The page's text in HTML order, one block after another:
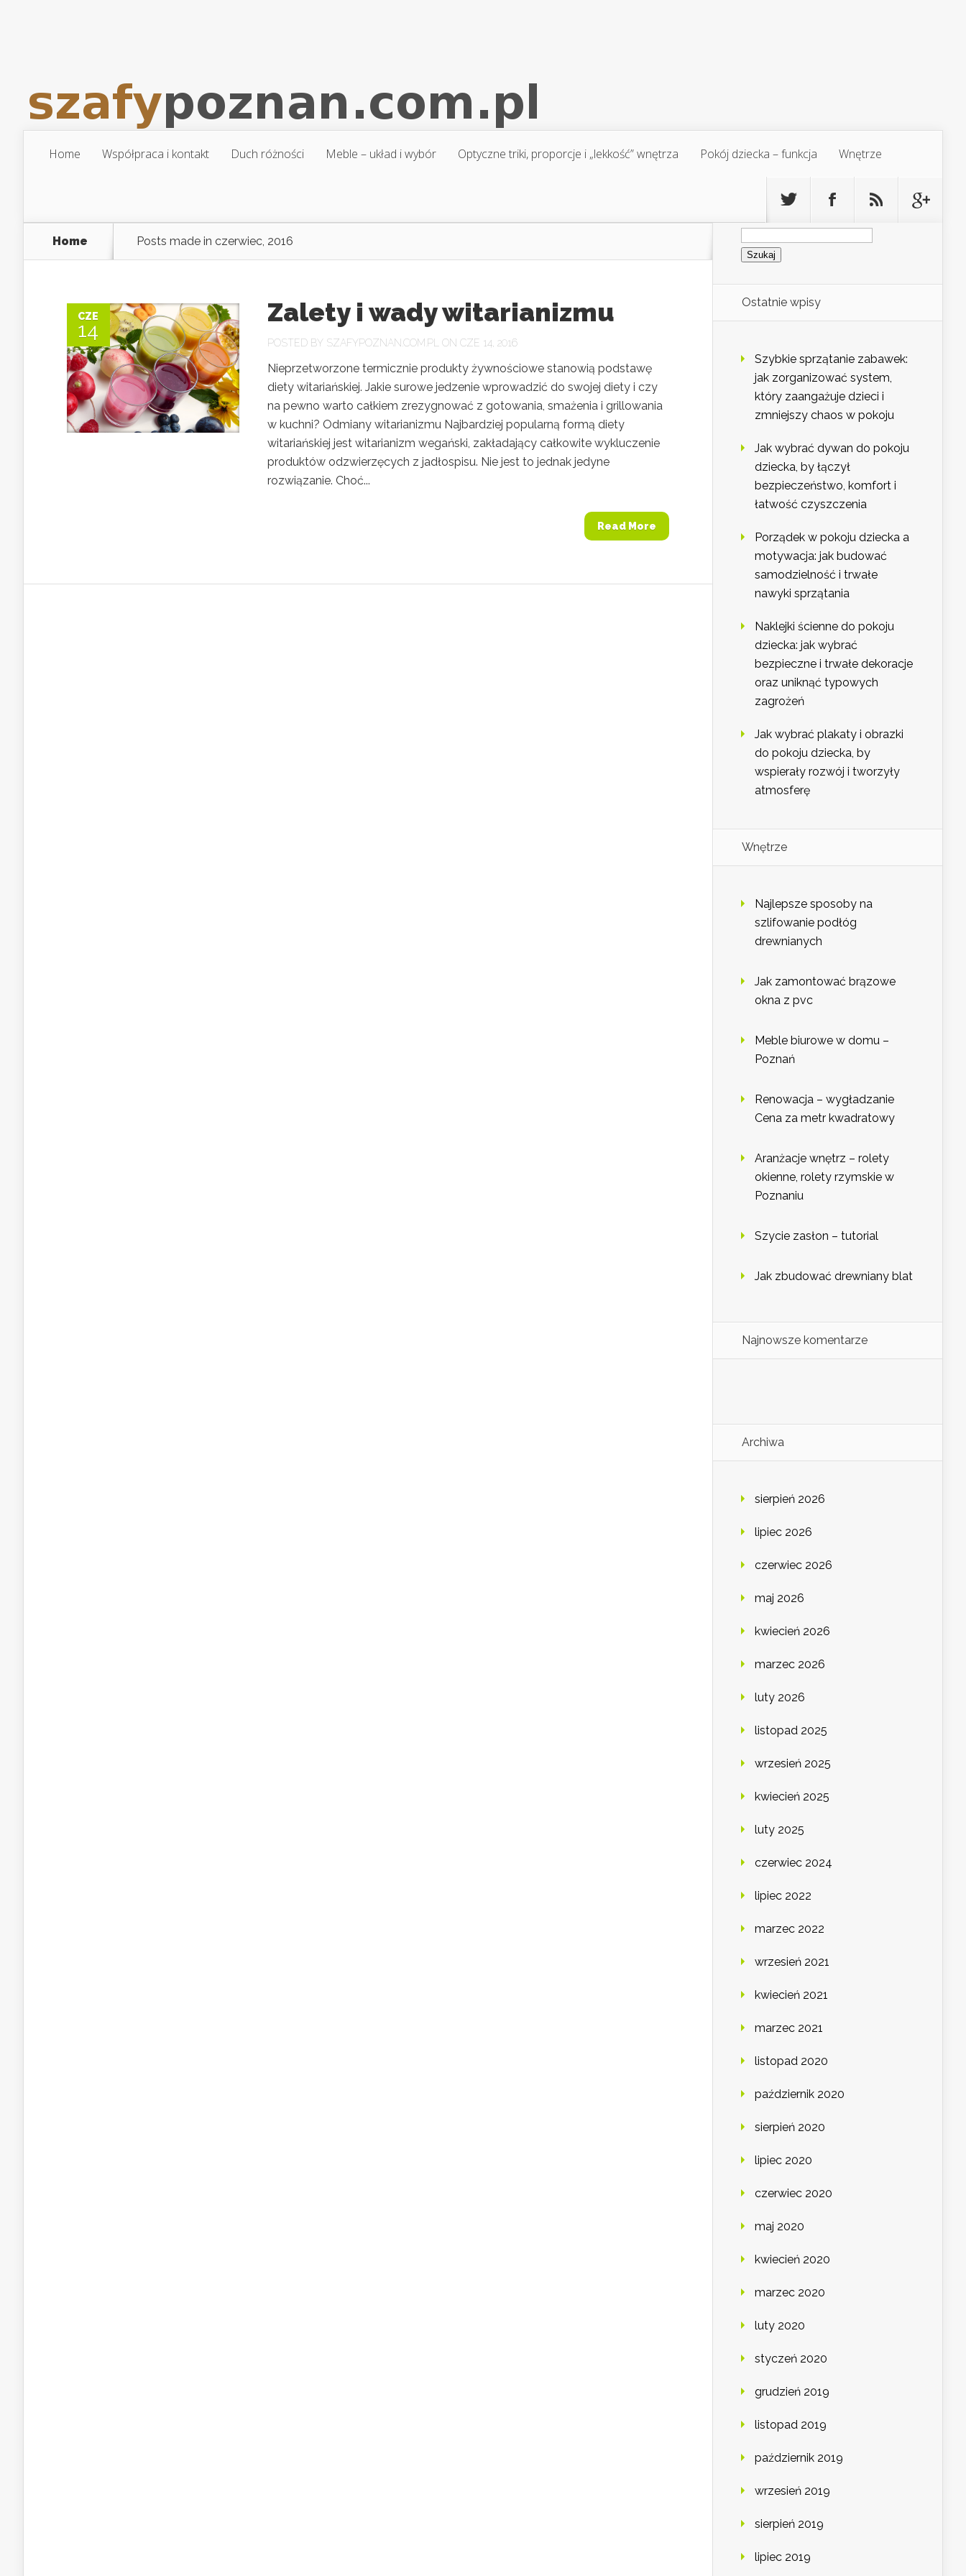
Home Współpraca i kontakt Duch różności Meble – układ i wybór Optyczne triki, proporcje i „lekkość” wnętrza Pokój dziecka – funkcja Wnętrze
Home Posts made in czerwiec, 2016
CZE
14
Zalety i wady witarianizmu
POSTED BY SZAFYPOZNAN.COM.PL ON CZE 14, 2016
Nieprzetworzone termicznie produkty żywnościowe stanowią podstawę
diety witariańskiej. Jakie surowe jedzenie wprowadzić do swojej diety i czy
na pewno warto całkiem zrezygnować z gotowania, smażenia i grillowania
w kuchni? Odmiany witarianizmu Najbardziej popularną formą diety
witariańskiej jest witarianizm wegański, zakładający całkowite wykluczenie
produktów odzwierzęcych z jadłospisu. Nie jest to jednak jedyne
rozwiązanie. Choć...
Read More
Szukaj:
Ostatnie wpisy
Szybkie sprzątanie zabawek:
jak zorganizować system,
który zaangażuje dzieci i
zmniejszy chaos w pokoju
Jak wybrać dywan do pokoju
dziecka, by łączył
bezpieczeństwo, komfort i
łatwość czyszczenia
Porządek w pokoju dziecka a
motywacja: jak budować
samodzielność i trwałe
nawyki sprzątania
Naklejki ścienne do pokoju
dziecka: jak wybrać
bezpieczne i trwałe dekoracje
oraz uniknąć typowych
zagrożeń
Jak wybrać plakaty i obrazki
do pokoju dziecka, by
wspierały rozwój i tworzyły
atmosferę
Wnętrze
Najlepsze sposoby na
szlifowanie podłóg
drewnianych
Jak zamontować brązowe
okna z pvc
Meble biurowe w domu –
Poznań
Renowacja – wygładzanie
Cena za metr kwadratowy
Aranżacje wnętrz – rolety
okienne, rolety rzymskie w
Poznaniu
Szycie zasłon – tutorial
Jak zbudować drewniany blat
Najnowsze komentarze
Archiwa
sierpień 2026
lipiec 2026
czerwiec 2026
maj 2026
kwiecień 2026
marzec 2026
luty 2026
listopad 2025
wrzesień 2025
kwiecień 2025
luty 2025
czerwiec 2024
lipiec 2022
marzec 2022
wrzesień 2021
kwiecień 2021
marzec 2021
listopad 2020
październik 2020
sierpień 2020
lipiec 2020
czerwiec 2020
maj 2020
kwiecień 2020
marzec 2020
luty 2020
styczeń 2020
grudzień 2019
listopad 2019
październik 2019
wrzesień 2019
sierpień 2019
lipiec 2019